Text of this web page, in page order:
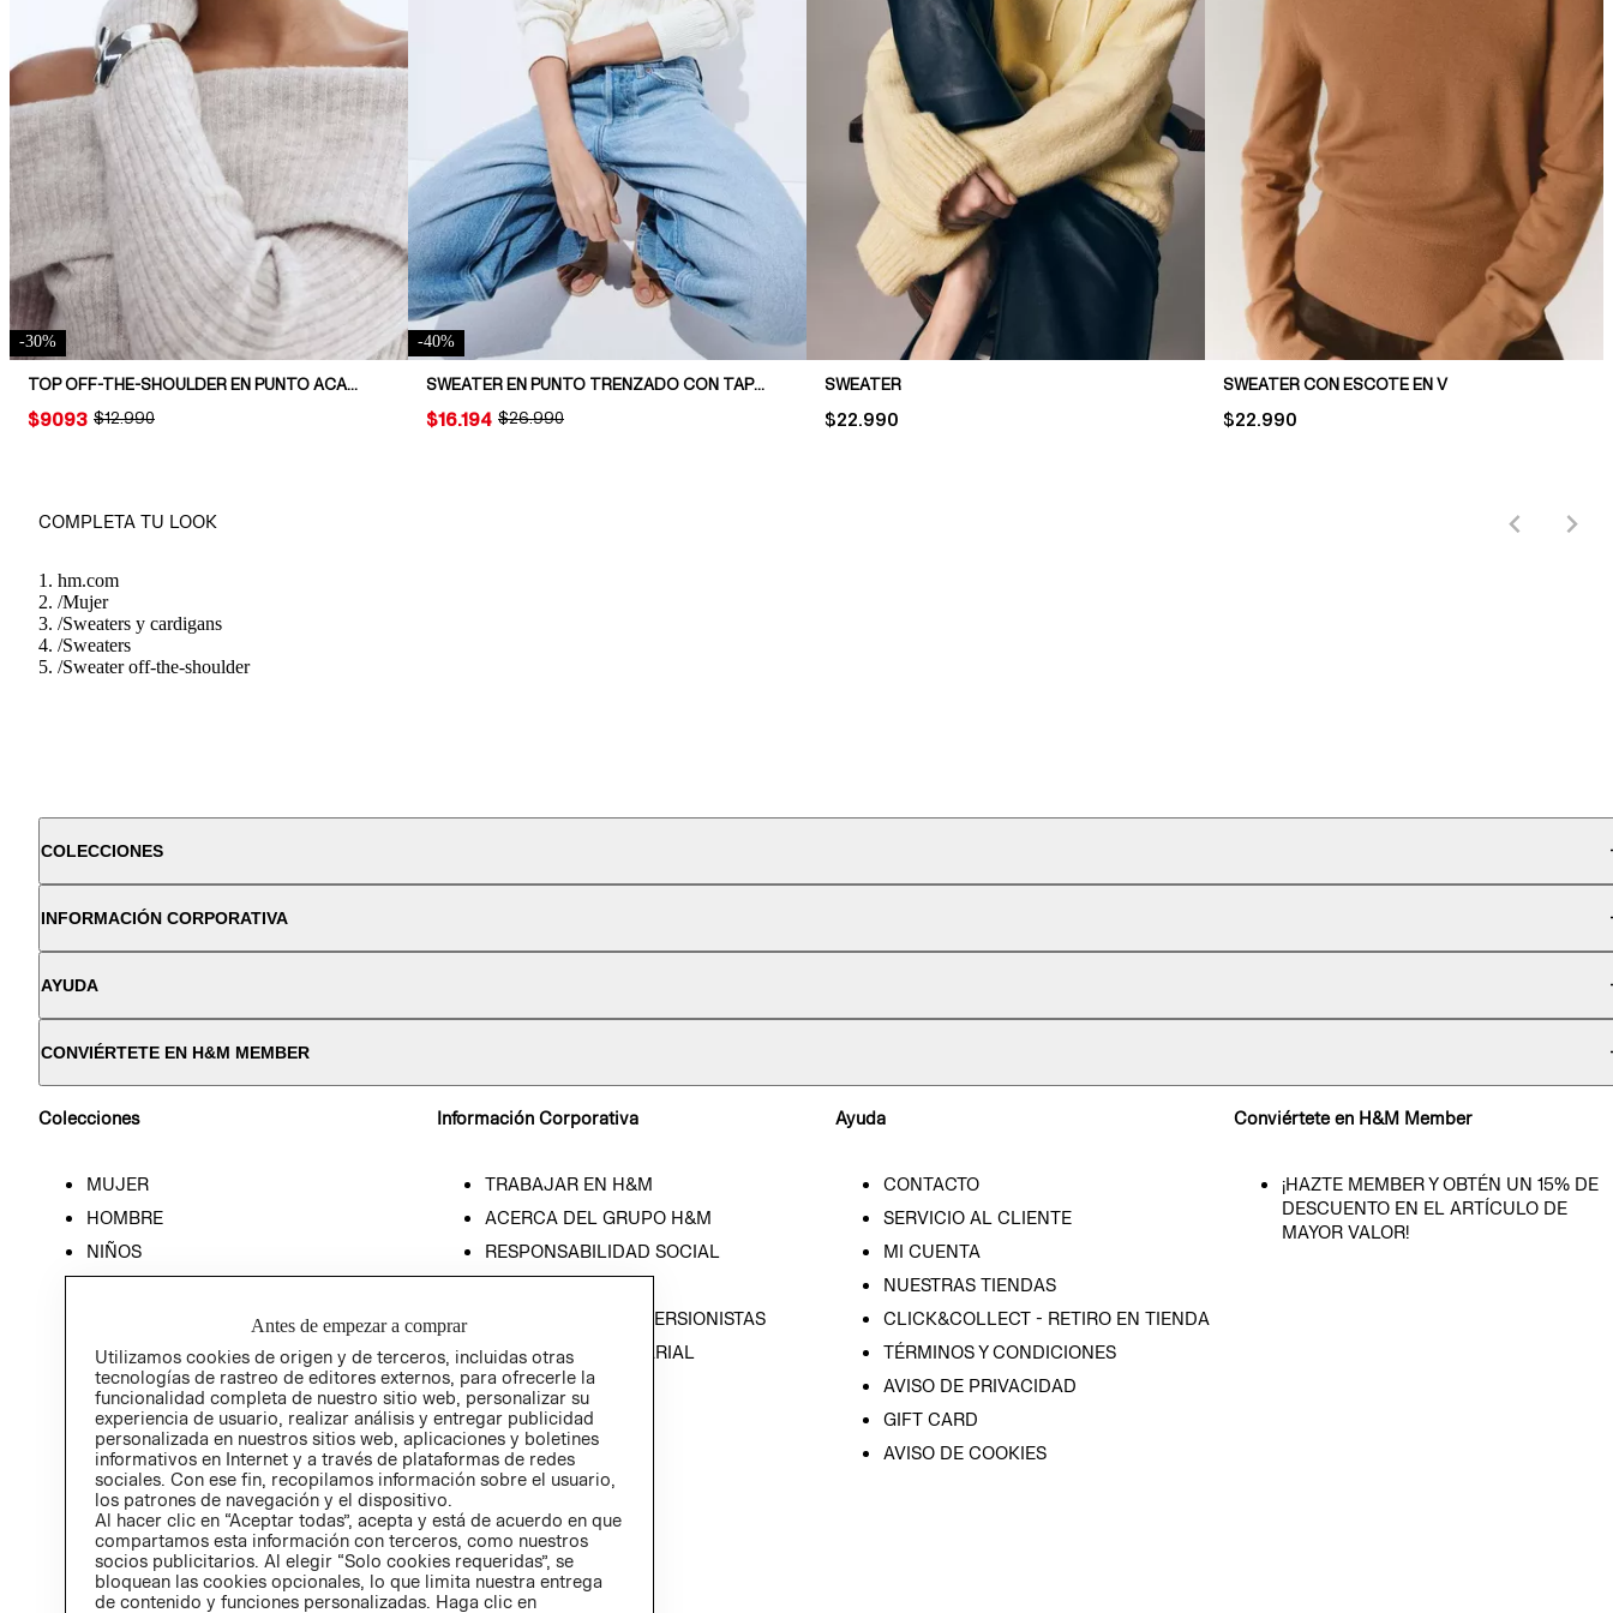
-30%
TOP OFF-THE-SHOULDER EN PUNTO ACANALADO
ORIGINAL PRICE:
$12.990
PRICE:
$9093
-40%
SWEATER EN PUNTO TRENZADO CON TAPETA DE BOTONES
ORIGINAL PRICE:
$26.990
PRICE:
$16.194
SWEATER
PRICE:
$22.990
SWEATER CON ESCOTE EN V
PRICE:
$22.990
COMPLETA TU LOOK
hm.com
/Mujer
/Sweaters y cardigans
/Sweaters
/Sweater off-the-shoulder
COLECCIONES
INFORMACIÓN CORPORATIVA
AYUDA
CONVIÉRTETE EN H&M MEMBER
Colecciones
MUJER
HOMBRE
NIÑOS
Información Corporativa
TRABAJAR EN H&M
ACERCA DEL GRUPO H&M
RESPONSABILIDAD SOCIAL
RELACIÓN CON INVERSIONISTAS
POLÍTICA EMPRESARIAL
Ayuda
CONTACTO
SERVICIO AL CLIENTE
MI CUENTA
NUESTRAS TIENDAS
CLICK&COLLECT - RETIRO EN TIENDA
TÉRMINOS Y CONDICIONES
AVISO DE PRIVACIDAD
GIFT CARD
AVISO DE COOKIES
Conviértete en H&M Member
¡HAZTE MEMBER Y OBTÉN UN 15% DE
DESCUENTO EN EL ARTÍCULO DE
MAYOR VALOR!
Antes de empezar a comprar
Utilizamos cookies de origen y de terceros, incluidas otras
tecnologías de rastreo de editores externos, para ofrecerle la
funcionalidad completa de nuestro sitio web, personalizar su
experiencia de usuario, realizar análisis y entregar publicidad
personalizada en nuestros sitios web, aplicaciones y boletines
informativos en Internet y a través de plataformas de redes
sociales. Con ese fin, recopilamos información sobre el usuario,
los patrones de navegación y el dispositivo.
Al hacer clic en “Aceptar todas”, acepta y está de acuerdo en que
compartamos esta información con terceros, como nuestros
socios publicitarios. Al elegir “Solo cookies requeridas”, se
bloquean las cookies opcionales, lo que limita nuestra entrega
de contenido y funciones personalizadas. Haga clic en